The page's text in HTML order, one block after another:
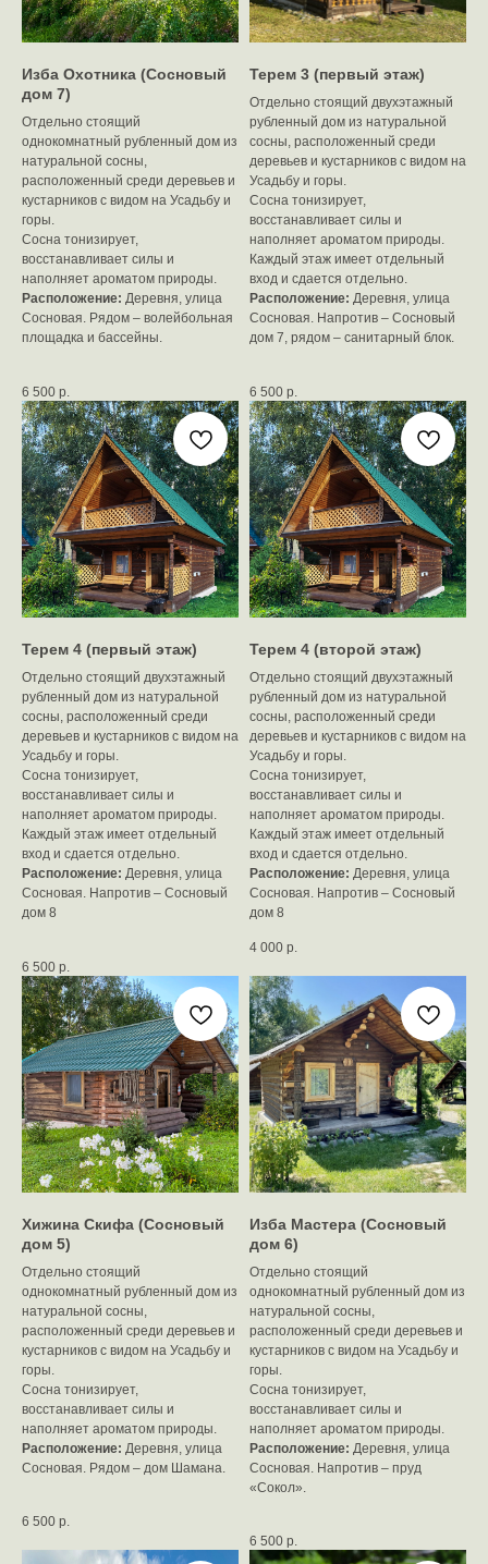
Изба Охотника (Сосновый
дом 7)
Отдельно стоящий
однокомнатный рубленный дом из
натуральной сосны,
расположенный среди деревьев и
кустарников с видом на Усадьбу и
горы.
Сосна тонизирует,
восстанавливает силы и
наполняет ароматом природы.
Расположение: Деревня, улица
Сосновая. Рядом – волейбольная
площадка и бассейны.
6 500 р.
Терем 3 (первый этаж)
Отдельно стоящий двухэтажный
рубленный дом из натуральной
сосны, расположенный среди
деревьев и кустарников с видом на
Усадьбу и горы.
Сосна тонизирует,
восстанавливает силы и
наполняет ароматом природы.
Каждый этаж имеет отдельный
вход и сдается отдельно.
Расположение: Деревня, улица
Сосновая. Напротив – Сосновый
дом 7, рядом – санитарный блок.
6 500 р.
Терем 4 (первый этаж)
Отдельно стоящий двухэтажный
рубленный дом из натуральной
сосны, расположенный среди
деревьев и кустарников с видом на
Усадьбу и горы.
Сосна тонизирует,
восстанавливает силы и
наполняет ароматом природы.
Каждый этаж имеет отдельный
вход и сдается отдельно.
Расположение: Деревня, улица
Сосновая. Напротив – Сосновый
дом 8
6 500 р.
Терем 4 (второй этаж)
Отдельно стоящий двухэтажный
рубленный дом из натуральной
сосны, расположенный среди
деревьев и кустарников с видом на
Усадьбу и горы.
Сосна тонизирует,
восстанавливает силы и
наполняет ароматом природы.
Каждый этаж имеет отдельный
вход и сдается отдельно.
Расположение: Деревня, улица
Сосновая. Напротив – Сосновый
дом 8
4 000 р.
Хижина Скифа (Сосновый
дом 5)
Отдельно стоящий
однокомнатный рубленный дом из
натуральной сосны,
расположенный среди деревьев и
кустарников с видом на Усадьбу и
горы.
Сосна тонизирует,
восстанавливает силы и
наполняет ароматом природы.
Расположение: Деревня, улица
Сосновая. Рядом – дом Шамана.
6 500 р.
Изба Мастера (Сосновый
дом 6)
Отдельно стоящий
однокомнатный рубленный дом из
натуральной сосны,
расположенный среди деревьев и
кустарников с видом на Усадьбу и
горы.
Сосна тонизирует,
восстанавливает силы и
наполняет ароматом природы.
Расположение: Деревня, улица
Сосновая. Напротив – пруд
«Сокол».
6 500 р.